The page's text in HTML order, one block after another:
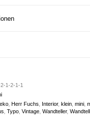
1-2-1-1
,Herr Fuchs Interior,klein ,mini ,
,Typo ,Vintage ,Wandteller,